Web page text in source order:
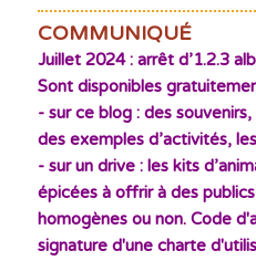
COMMUNIQUÉ
Juillet 2024 : arrêt d’1.2.3
Sont disponibles
- sur ce blog : des
des exemples d’activités,
- sur un drive : les kits
épicées à offrir à des
homogènes ou non. Code
signature d'une charte